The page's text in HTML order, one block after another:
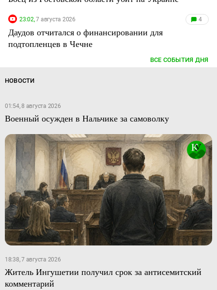
23:02,7 августа 2026 4
Даудов отчитался о финансировании для
подтопленцев в Чечне
ВСЕ СОБЫТИЯ ДНЯ
НОВОСТИ
01:54, 8 августа 2026
Военный осужден в Нальчике за самоволку
18:38, 7 августа 2026
Житель Ингушетии получил срок за антисемитский
комментарий